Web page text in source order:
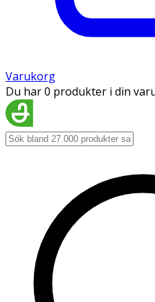
Varukorg
Du har 0 produkter i din